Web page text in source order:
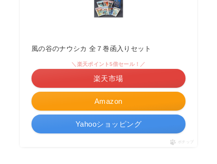
風の谷のナウシカ 全７巻函入りセット
Amazon
＼楽天ポイント5倍セール！／
楽天市場
Yahooショッピング
ポチップ